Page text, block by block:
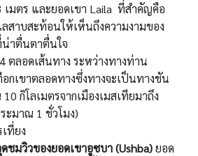
เมตร และยอดเขา Laila ที่สำคัญคือ
สาบสะท้อนให้เห็นถึงความงามของ
าตื่นตาตื่นใจ
ตลอดเส้นทาง ระหว่างทางท่าน
กเขาตลอดทางซึ่งทางจะเป็นทางชัน
กิโลเมตรจากเมืองเมสเทียมาถึง
ะมาณ 1 ชั่วโมง)
ที่ยง
ชมวิวของยอดเขาอูซบา (Ushba)ยอด